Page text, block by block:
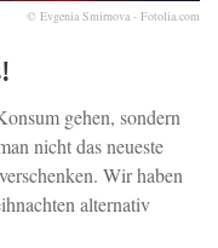
© Evgenia Smirnova - Fotolia.com
gehen, sondern
nicht das neueste
Wir haben
alternativ